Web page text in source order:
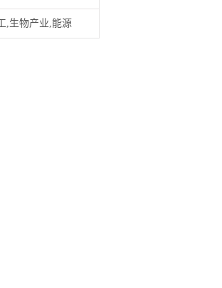
,生物产业,能源